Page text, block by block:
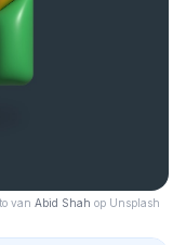
van Abid Shah op Unsplash